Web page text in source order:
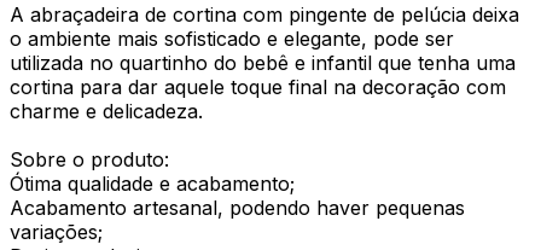
A abraçadeira de cortina com pingente de pelúcia deixa
o ambiente mais sofisticado e elegante, pode ser
utilizada no quartinho do bebê e infantil que tenha uma
cortina para dar aquele toque final na decoração com
charme e delicadeza.
Sobre o produto:
Ótima qualidade e acabamento;
Acabamento artesanal, podendo haver pequenas
variações;